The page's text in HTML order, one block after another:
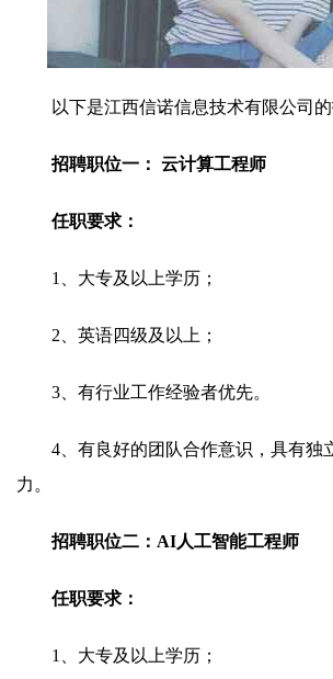
以下是江西信诺信息技术有限公司
招聘职位一： 云计算工程师
任职要求：
1、大专及以上学历；
2、英语四级及以上；
3、有行业工作经验者优先。
4、有良好的团队合作意识，具有独
力。
招聘职位二：AI人工智能工程师
任职要求：
1、大专及以上学历；